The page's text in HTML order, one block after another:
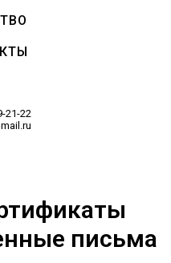
21-22
письма